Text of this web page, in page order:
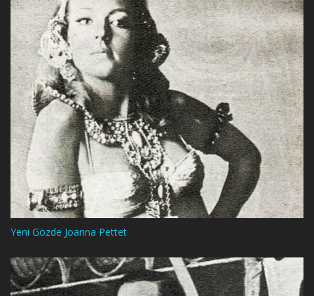
Yeni Gözde Joanna Pettet